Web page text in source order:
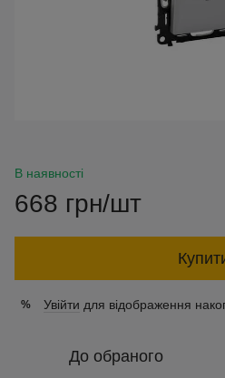
В наявності
668 грн/шт
% Увійти для відображення
До обраного